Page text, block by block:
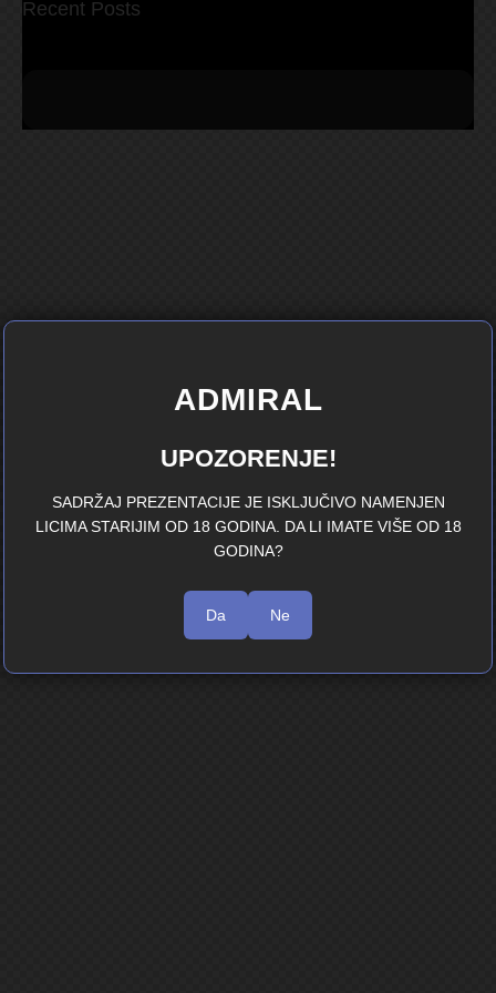
Recent Posts
ADMIRAL
UPOZORENJE!
SADRŽAJ PREZENTACIJE JE ISKLJUČIVO NAMENJEN
LICIMA STARIJIM OD 18 GODINA. DA LI IMATE VIŠE OD 18
GODINA?
Da Ne